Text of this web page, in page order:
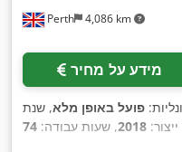
Perth 4,086 km
מידע על מחיר
פועל באופן מלא, שנת
ייצור: 2018, שעות עבודה: